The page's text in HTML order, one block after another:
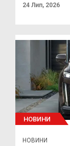
24 Лип, 2026
НОВИНИ
НОВИНИ